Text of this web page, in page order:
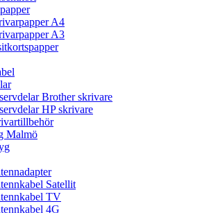
A4
A3
Brother skrivare
HP skrivare
Malmö
Satellit
TV
4G